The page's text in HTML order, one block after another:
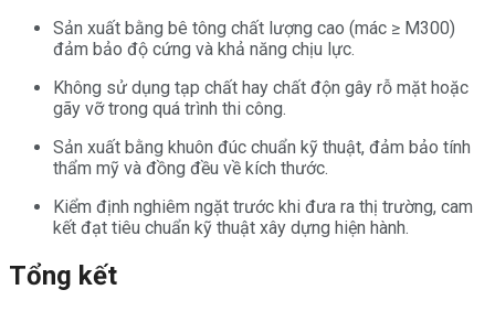
Sản xuất bằng bê tông chất lượng cao (mác ≥ M300)
đảm bảo độ cứng và khả năng chịu lực.
Không sử dụng tạp chất hay chất độn gây rỗ mặt hoặc
gãy vỡ trong quá trình thi công.
Sản xuất bằng khuôn đúc chuẩn kỹ thuật, đảm bảo tính
thẩm mỹ và đồng đều về kích thước.
Kiểm định nghiêm ngặt trước khi đưa ra thị trường, cam
kết đạt tiêu chuẩn kỹ thuật xây dựng hiện hành.
Tổng kết